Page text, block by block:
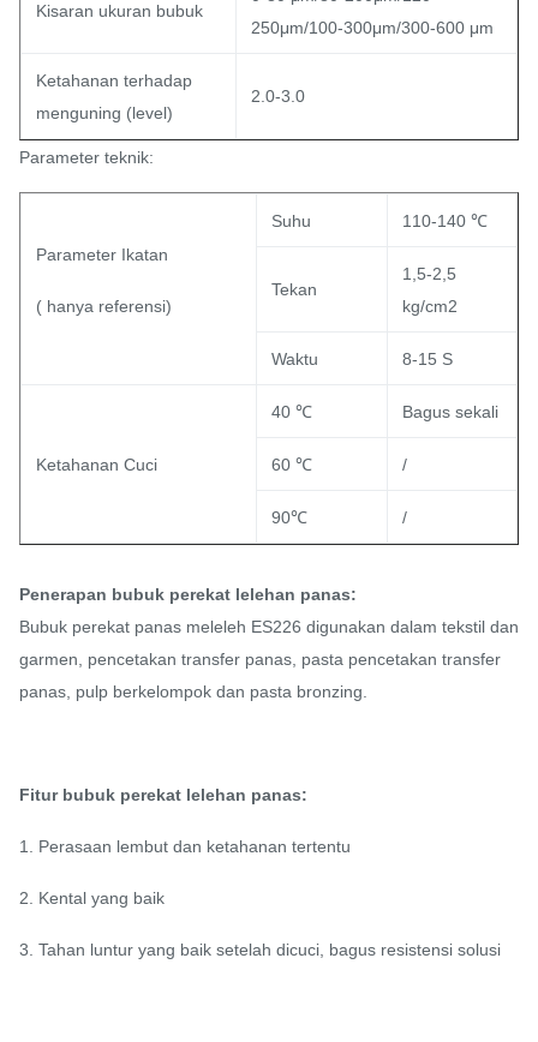
Kisaran ukuran bubuk
250μm/100-300μm/300-600 μm
Ketahanan terhadap
menguning (level)
2.0-3.0
Parameter teknik:
Parameter Ikatan
( hanya referensi)
Suhu 110-140 ℃
Tekan
1,5-2,5
kg/cm2
Waktu 8-15 S
Ketahanan Cuci
40 ℃ Bagus sekali
60 ℃ /
90℃ /
Penerapan bubuk perekat lelehan panas:
Bubuk perekat panas meleleh ES226 digunakan dalam tekstil dan
garmen, pencetakan transfer panas, pasta pencetakan transfer
panas, pulp berkelompok dan pasta bronzing.
Fitur bubuk perekat lelehan panas:
1. Perasaan lembut dan ketahanan tertentu
2. Kental yang baik
3. Tahan luntur yang baik setelah dicuci, bagus resistensi solusi